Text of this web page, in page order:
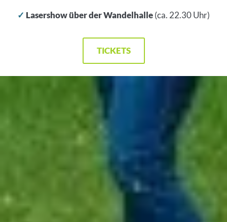
✓ Lasershow über der Wandelhalle(ca. 22.30 Uhr)
TICKETS